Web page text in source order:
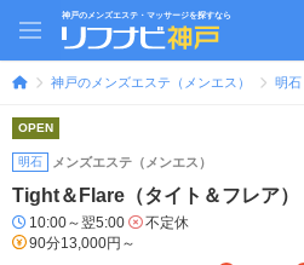
神戸のメンズエステ・マッサージを探すなら
神戸のメンズエステ（メンエス） 明石
OPEN
明石 メンズエステ（メンエス）
Tight＆Flare（タイト＆フレア）
10:00～翌5:00
不定休
90分13,000円～